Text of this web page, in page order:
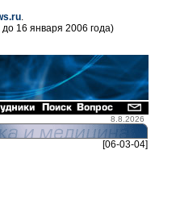
.
16 января 2006 года)
8.8.2026
[06-03-04]